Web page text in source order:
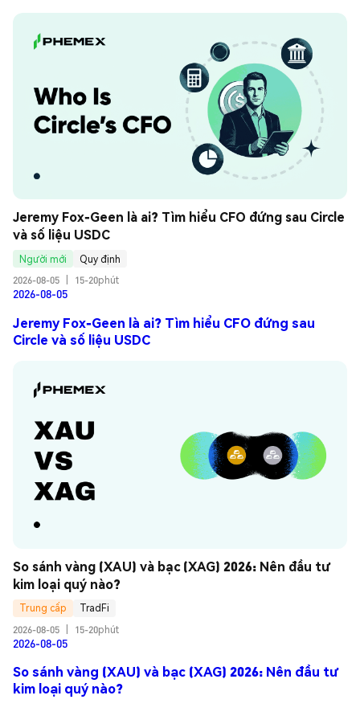
Jeremy Fox-Geen là ai? Tìm hiểu CFO đứng sau Circle
và số liệu USDC
Người mới
Quy định
2026-08-05
15-20phút
2026-08-05
Jeremy Fox-Geen là ai? Tìm hiểu CFO đứng sau
Circle và số liệu USDC
So sánh vàng (XAU) và bạc (XAG) 2026: Nên đầu tư
kim loại quý nào?
Trung cấp
TradFi
2026-08-05
15-20phút
2026-08-05
So sánh vàng (XAU) và bạc (XAG) 2026: Nên đầu tư
kim loại quý nào?